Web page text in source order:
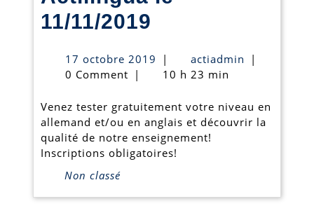
11/11/2019
chez
le
11/11/2019
17 octobre 2019 17
octobre
| actiadmin actiadmin
|
0 Comment | 10 h 23 min
Venez tester gratuitement votre niveau en
allemand et/ou en anglais et découvrir la
qualité de notre enseignement!
Inscriptions obligatoires!
Non classé